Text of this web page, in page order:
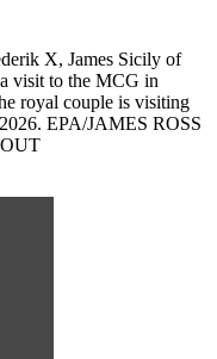
X, James Sicily of
visit to the MCG in
royal couple is visiting
EPA/JAMES ROSS